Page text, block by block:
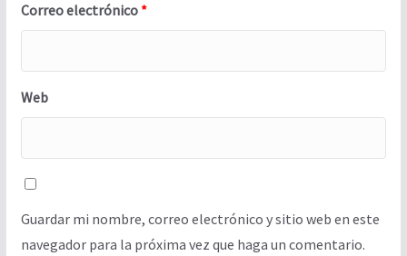
Correo electrónico *
Web
Guardar mi nombre, correo electrónico y sitio web en este
navegador para la próxima vez que haga un comentario.